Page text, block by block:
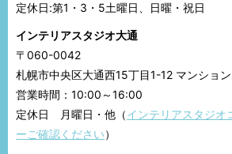
定休日:第1・3・5土曜日、日曜・祝日
インテリアスタジオ大通
〒060-0042
札幌市中央区大通西15丁目1-12 マンショ
営業時間：10:00～16:00
定休日 月曜日・他（インテリアスタジオ
ーご確認ください）